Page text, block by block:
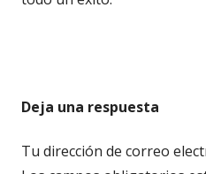
Deja una respuesta
Tu dirección de correo